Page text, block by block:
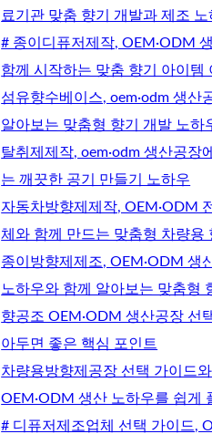
료기관 맞춤 향기 개발과 제조 노
# 종이디퓨저제작, OEM·ODM
함께 시작하는 맞춤 향기 아이템
섬유향수베이스, oem·odm 생산
알아보는 맞춤형 향기 개발 노하
탈취제제작, oem·odm 생산공장
는 깨끗한 공기 만들기 노하우
자동차방향제제작, OEM·ODM
체와 함께 만드는 맞춤형 차량용
종이방향제제조, OEM·ODM 생
노하우와 함께 알아보는 맞춤형
향공조 OEM·ODM 생산공장 선
아두면 좋은 핵심 포인트
차량용방향제공장 선택 가이드와
OEM·ODM 생산 노하우를 쉽게
# 디퓨저제조업체 선택 가이드,